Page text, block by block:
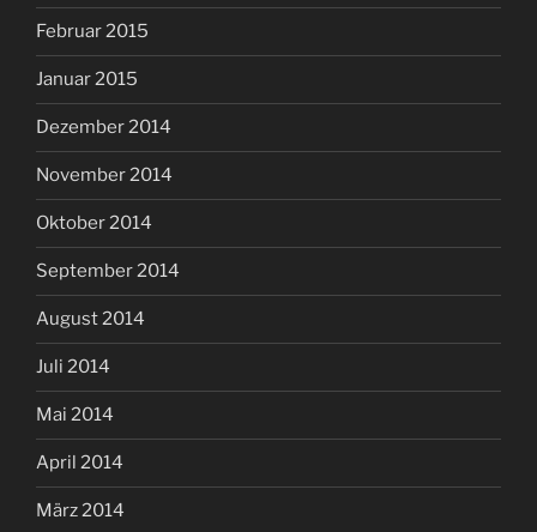
Februar 2015
Januar 2015
Dezember 2014
November 2014
Oktober 2014
September 2014
August 2014
Juli 2014
Mai 2014
April 2014
März 2014